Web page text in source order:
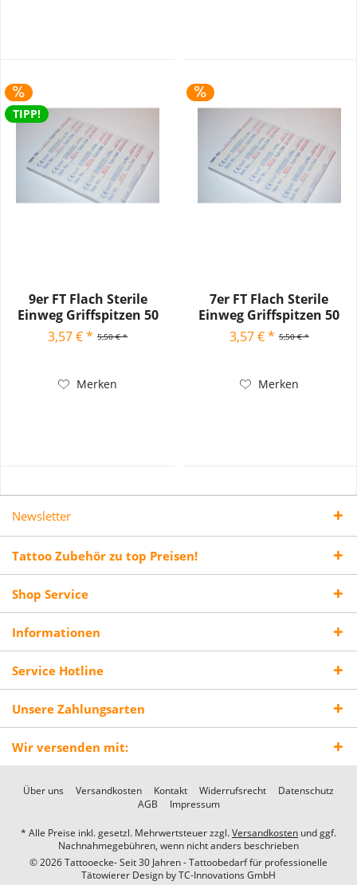
TIPP!
9er FT Flach Sterile
Einweg Griffspitzen 50
Stck.5,50 € *
3,57 € *
Merken
7er FT Flach Sterile
Einweg Griffspitzen 50
Stck.5,50 € *
3,57 € *
Merken
Newsletter
Tattoo Zubehör zu top Preisen!
Shop Service
Informationen
Service Hotline
Unsere Zahlungsarten
Wir versenden mit:
Über uns Versandkosten Kontakt Widerrufsrecht
Datenschutz
AGB
Impressum
* Alle Preise inkl. gesetzl. Mehrwertsteuer zzgl.Versandkosten und ggf.
Nachnahmegebühren, wenn nicht anders beschrieben
© 2026 Tattooecke- Seit 30 Jahren - Tattoobedarf für professionelle
Tätowierer Design byTC-Innovations GmbH